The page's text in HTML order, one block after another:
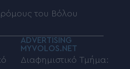
του Βόλου
ADVERTISING
MYVOLOS.NET
Διαφημιστικό Τμήμα: